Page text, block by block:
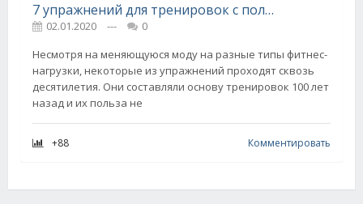
7 упражнений для тренировок с пользой вне времени
02.01.2020 ---
0
Несмотря на меняющуюся моду на разные типы фитнес-
нагрузки, некоторые из упражнений проходят сквозь
десятилетия. Они составляли основу тренировок 100 лет
назад и их польза не
+88 Комментировать